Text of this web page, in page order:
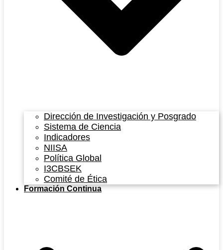
Dirección de Investigación y Posgrado
Sistema de Ciencia
Indicadores
NIISA
Política Global
I3CBSEK
Comité de Ética
Formación Continua